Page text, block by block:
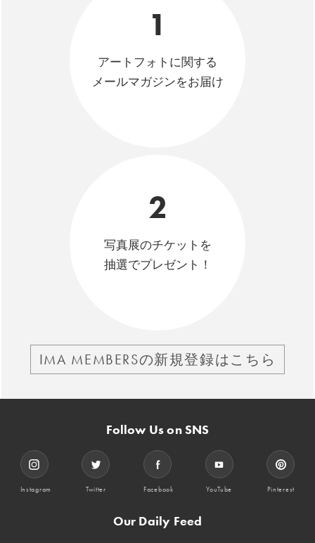
1
アートフォトに関する
メールマガジンをお届け
2
写真展のチケットを
抽選でプレゼント！
IMA MEMBERSの新規登録はこちら
Follow Us on SNS
Instagram Twitter Facebook YouTube Pinterest
Our Daily Feed